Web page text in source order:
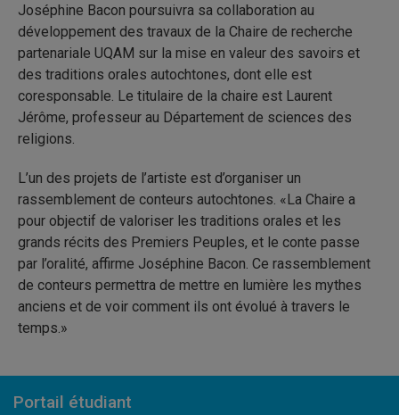
Joséphine Bacon poursuivra sa collaboration au
développement des travaux de la Chaire de recherche
partenariale UQAM sur la mise en valeur des savoirs et
des traditions orales autochtones, dont elle est
coresponsable. Le titulaire de la chaire est Laurent
Jérôme, professeur au Département de sciences des
religions.
L’un des projets de l’artiste est d’organiser un
rassemblement de conteurs autochtones. «La Chaire a
pour objectif de valoriser les traditions orales et les
grands récits des Premiers Peuples, et le conte passe
par l’oralité, affirme Joséphine Bacon. Ce rassemblement
de conteurs permettra de mettre en lumière les mythes
anciens et de voir comment ils ont évolué à travers le
temps.»
Portail étudiant